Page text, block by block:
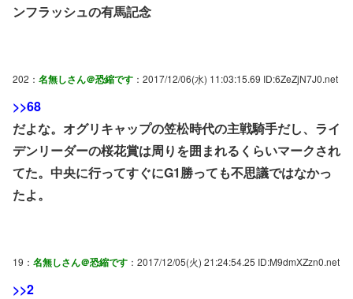
ンフラッシュの有馬記念
202： 名無しさん＠恐縮です ：2017/12/06(水) 11:03:15.69 ID:6ZeZjN7J0.net
>>68
だよな。オグリキャップの笠松時代の主戦騎手だし、ライ
デンリーダーの桜花賞は周りを囲まれるくらいマークされ
てた。中央に行ってすぐにG1勝っても不思議ではなかっ
たよ。
19： 名無しさん＠恐縮です ：2017/12/05(火) 21:24:54.25 ID:M9dmXZzn0.net
>>2